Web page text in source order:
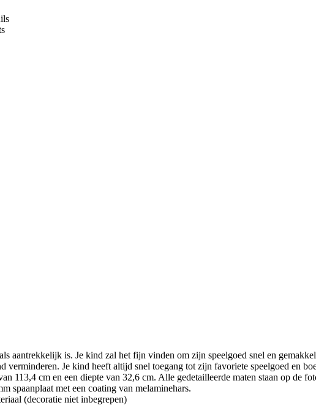
aantrekkelijk is. Je kind zal het fijn vinden om zijn speelgoed snel en
Je kind heeft altijd snel toegang tot zijn favoriete speelgoed en
113,4 cm en een diepte van 32,6 cm. Alle gedetailleerde maten staan op de
met een coating van melaminehars.
(decoratie niet inbegrepen)